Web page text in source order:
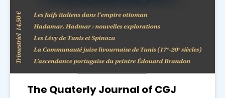
The Quaterly Journal of CGJ